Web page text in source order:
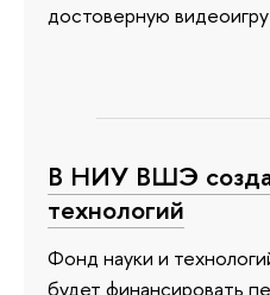
достоверную
В НИУ ВШЭ
технологий
Фонд науки и
будет финансировать